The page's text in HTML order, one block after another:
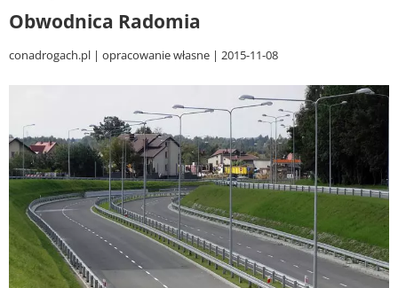
Obwodnica Radomia
conadrogach.pl opracowanie własne 2015-11-08